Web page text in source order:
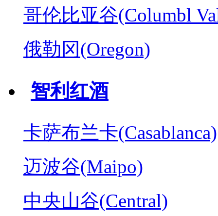
哥伦比亚谷(Columbl
俄勒冈(Oregon)
智利红酒
卡萨布兰卡(Casablanca)
迈波谷(Maipo)
中央山谷(Central)